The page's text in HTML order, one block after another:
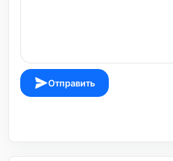
Отправить